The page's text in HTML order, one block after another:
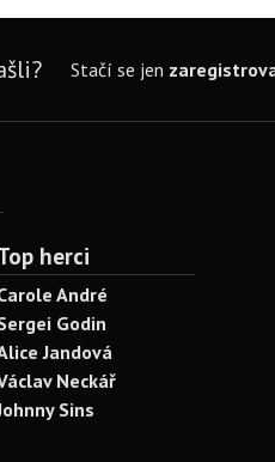
Stačí se jen
herci
André
Godin
Jandová
Neckář
Sins